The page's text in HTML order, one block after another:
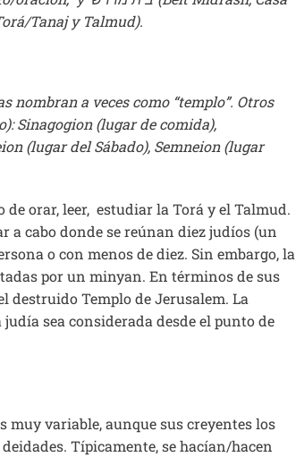
Tanaj y Talmud).
a veces como “templo”. Otros
Sinagogion (lugar de comida),
(lugar del Sábado), Semneion (lugar
de orar, leer, estudiar la Torá y el Talmud.
a cabo donde se reúnan diez judíos (un
o con menos de diez. Sin embargo, la
por un minyan. En términos de sus
destruido Templo de Jerusalem. La
sea considerada desde el punto de
variable, aunque sus creyentes los
Típicamente, se hacían/hacen